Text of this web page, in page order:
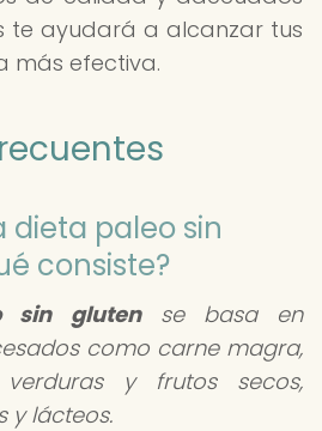
te ayudará a alcanzar tus
más efectiva.
dieta paleo sin
consiste?
sin glutense basa en
como carne magra,
verduras y frutos secos,
y lácteos.